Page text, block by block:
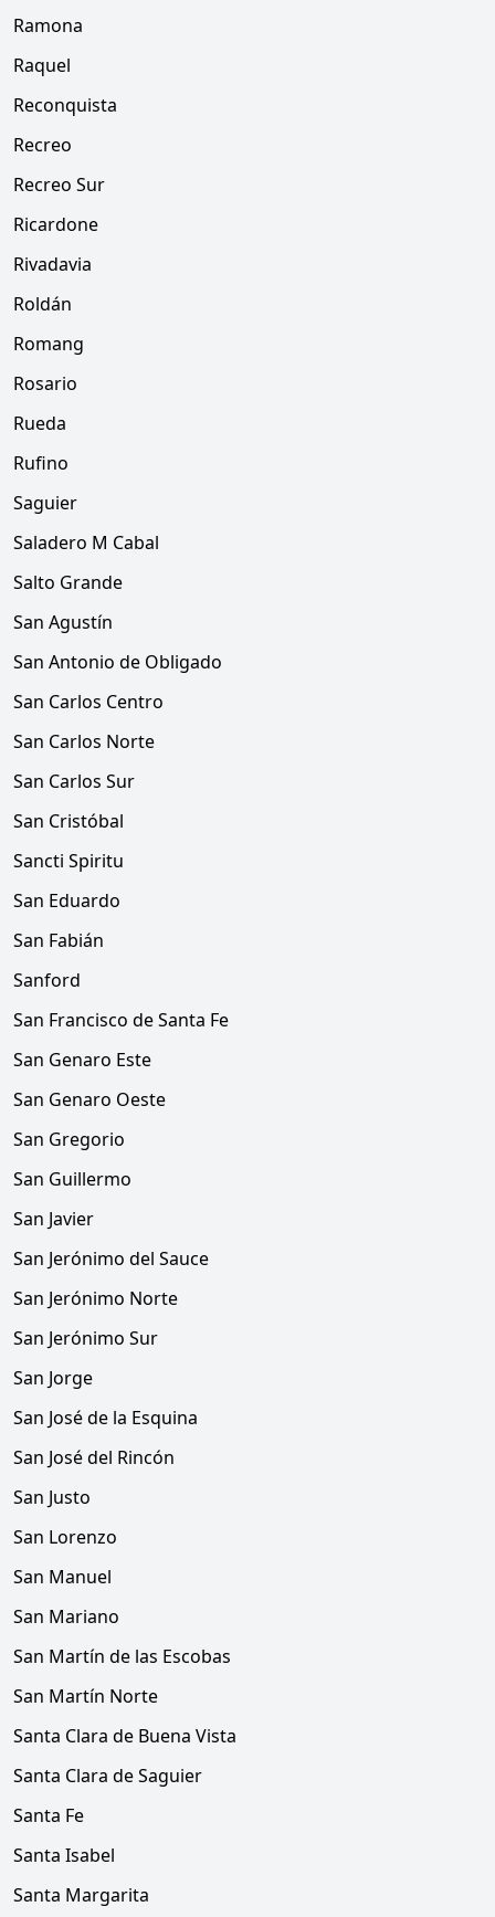
Ramona
Raquel
Reconquista
Recreo
Recreo Sur
Ricardone
Rivadavia
Roldán
Romang
Rosario
Rueda
Rufino
Saguier
Saladero M Cabal
Salto Grande
San Agustín
San Antonio de Obligado
San Carlos Centro
San Carlos Norte
San Carlos Sur
San Cristóbal
Sancti Spiritu
San Eduardo
San Fabián
Sanford
San Francisco de Santa Fe
San Genaro Este
San Genaro Oeste
San Gregorio
San Guillermo
San Javier
San Jerónimo del Sauce
San Jerónimo Norte
San Jerónimo Sur
San Jorge
San José de la Esquina
San José del Rincón
San Justo
San Lorenzo
San Manuel
San Mariano
San Martín de las Escobas
San Martín Norte
Santa Clara de Buena Vista
Santa Clara de Saguier
Santa Fe
Santa Isabel
Santa Margarita